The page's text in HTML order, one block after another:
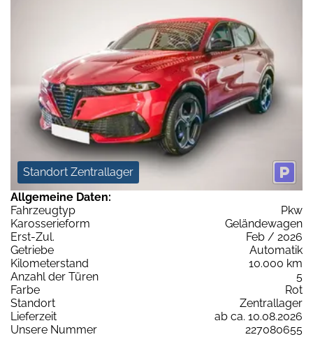
Standort Zentrallager
Allgemeine Daten:
Fahrzeugtyp
Pkw
Karosserieform
Geländewagen
Erst-Zul.
Feb / 2026
Getriebe
Automatik
Kilometerstand
10.000 km
Anzahl der Türen
5
Farbe
Rot
Standort
Zentrallager
Lieferzeit
ab ca. 10.08.2026
Unsere Nummer
227080655